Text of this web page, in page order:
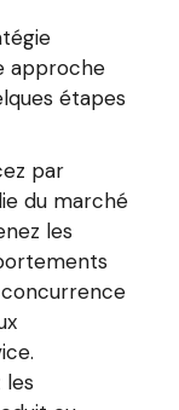
approche
étapes
par
du marché
les
concurrence
les